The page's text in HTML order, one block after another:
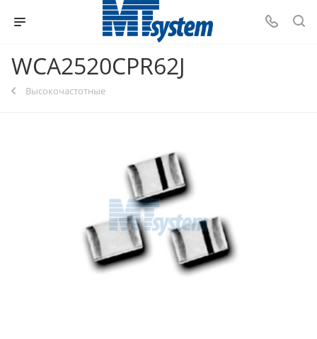
WCA2520CPR62J
Высокочастотные